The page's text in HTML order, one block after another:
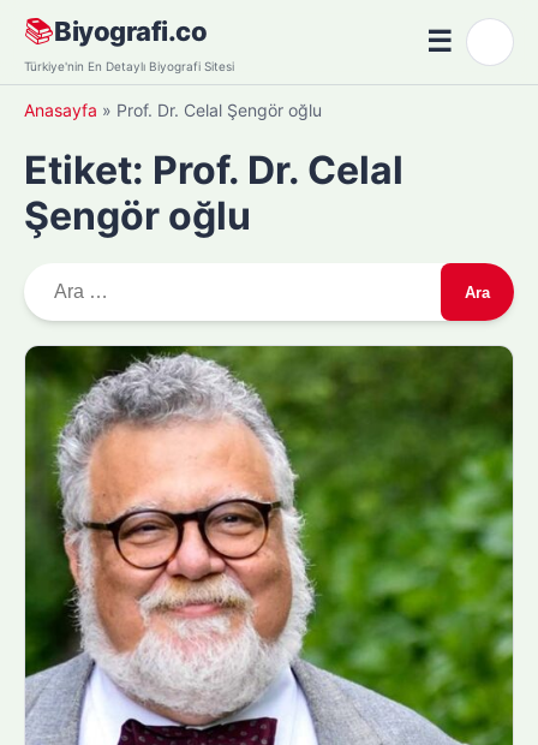
Skip
content
📚Biyografi.co
Türkiye'nin En Detaylı Biyografi Sitesi
☰Menü
Anasayfa » Prof. Dr. Celal Şengör oğlu
Etiket: Prof. Dr. Celal
Şengör oğlu
r
m
a